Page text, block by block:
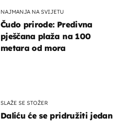
SLAŽE SE STOŽER
Daliću će se pridružiti jedan
NAJMANJA NA SVIJETU
Čudo prirode: Predivna
pješčana plaža na 100
metara od mora